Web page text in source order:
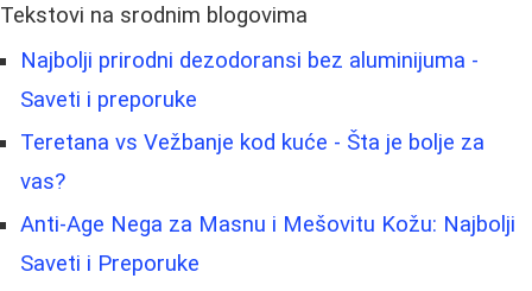
Tekstovi na srodnim blogovima
Najbolji prirodni dezodoransi bez aluminijuma -
Saveti i preporuke
Teretana vs Vežbanje kod kuće - Šta je bolje za
vas?
Anti-Age Nega za Masnu i Mešovitu Kožu: Najbolji
Saveti i Preporuke